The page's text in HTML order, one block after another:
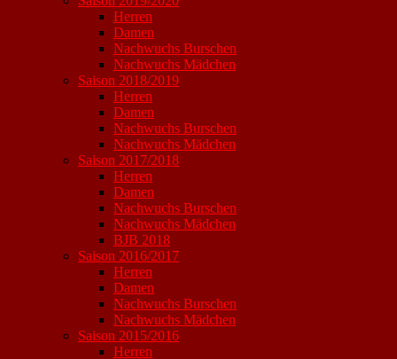
Herren
Damen
Nachwuchs Burschen
Nachwuchs Mädchen
Saison 2018/2019
Herren
Damen
Nachwuchs Burschen
Nachwuchs Mädchen
Saison 2017/2018
Herren
Damen
Nachwuchs Burschen
Nachwuchs Mädchen
BJB 2018
Saison 2016/2017
Herren
Damen
Nachwuchs Burschen
Nachwuchs Mädchen
Saison 2015/2016
Herren